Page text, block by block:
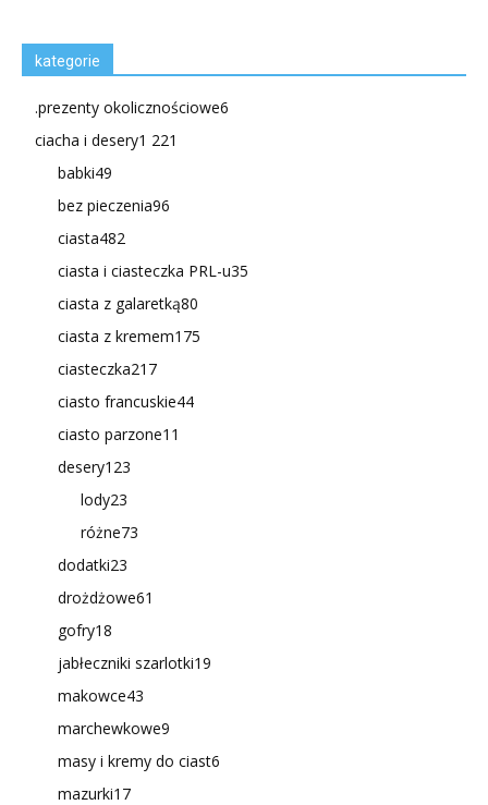
kategorie
.prezenty okolicznościowe6
ciacha i desery1 221
babki49
bez pieczenia96
ciasta482
ciasta i ciasteczka PRL-u35
ciasta z galaretką80
ciasta z kremem175
ciasteczka217
ciasto francuskie44
ciasto parzone11
desery123
lody23
różne73
dodatki23
drożdżowe61
gofry18
jabłeczniki szarlotki19
makowce43
marchewkowe9
masy i kremy do ciast6
mazurki17